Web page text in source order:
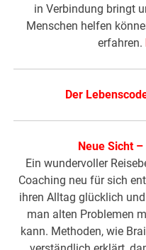
in Verbindung bringt
Menschen helfen
erfahren.
Der
Neue Sicht
Ein wundervoller
Coaching neu für sich
ihren Alltag glücklich
man alten Problemen
kann. Methoden, wie